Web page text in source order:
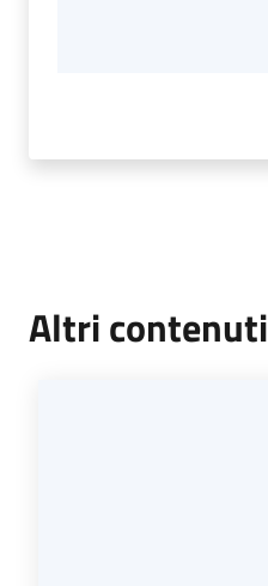
Altri contenuti